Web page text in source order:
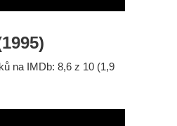
)
na IMDb: 8,6 z 10 (1,9